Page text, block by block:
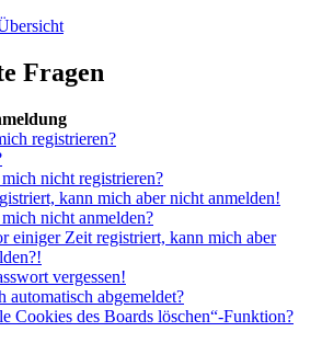
Fragen
registrieren?
nicht registrieren?
kann mich aber nicht anmelden!
nicht anmelden?
einiger Zeit registriert, kann mich aber
vergessen!
automatisch abgemeldet?
Cookies des Boards löschen“-Funktion?